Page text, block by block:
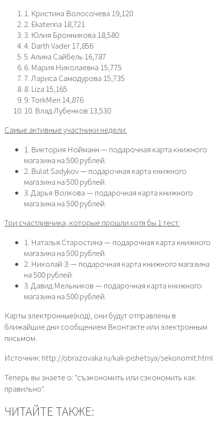
1. Кристина Волосочева 19,120
2. Ekaterina 18,721
3. Юлия Бронникова 18,580
4. Darth Vader 17,856
5. Алина Сайбель 16,787
6. Мария Николаевна 15,775
7. Лариса Самодурова 15,735
8. Liza 15,165
9. TorkMen 14,876
10. Влад Лубенков 13,530
Самые активные участники недели:
1. Виктория Нойманн — подарочная карта книжного
магазина на 500 рублей.
2. Bulat Sadykov — подарочная карта книжного
магазина на 500 рублей.
3. Дарья Волкова — подарочная карта книжного
магазина на 500 рублей.
Три счастливчика, которые прошли хотя бы 1 тест:
1. Наталья Старостина — подарочная карта книжного
магазина на 500 рублей.
2. Николай З — подарочная карта книжного магазина
на 500 рублей.
3. Давид Мельников — подарочная карта книжного
магазина на 500 рублей.
Карты электронные(код), они будут отправлены в
ближайшие дни сообщением Вконтакте или электронным
письмом.
Источник: http://obrazovaka.ru/kak-pishetsya/sekonomit.html
Теперь вы знаете о: "съэкономить или сэкономить как
правильно".
ЧИТАЙТЕ ТАКЖЕ: